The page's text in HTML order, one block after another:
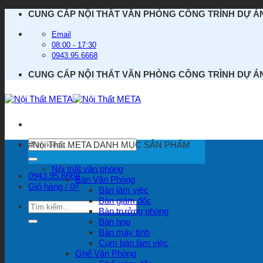
CUNG CẤP NỘI THẤT VĂN PHÒNG CÔNG TRÌNH DỰ
Email
08:00 - 17:30
0943.95.6668
CUNG CẤP NỘI THẤT VĂN PHÒNG CÔNG TRÌNH DỰ
Tìm
kiếm:
0943.95.6668
Giỏ hàng / 0₫
Tìm
kiếm:
#Nội Thất METADANH MỤC SẢN PHẨM
Nội thất văn phòng
Bàn Văn Phòng
Bàn làm việc
Bàn giám đốc
Bàn trưởng phòng
Bàn họp
Bàn máy tính
Cụm bàn làm việc
Ghế Văn Phòng